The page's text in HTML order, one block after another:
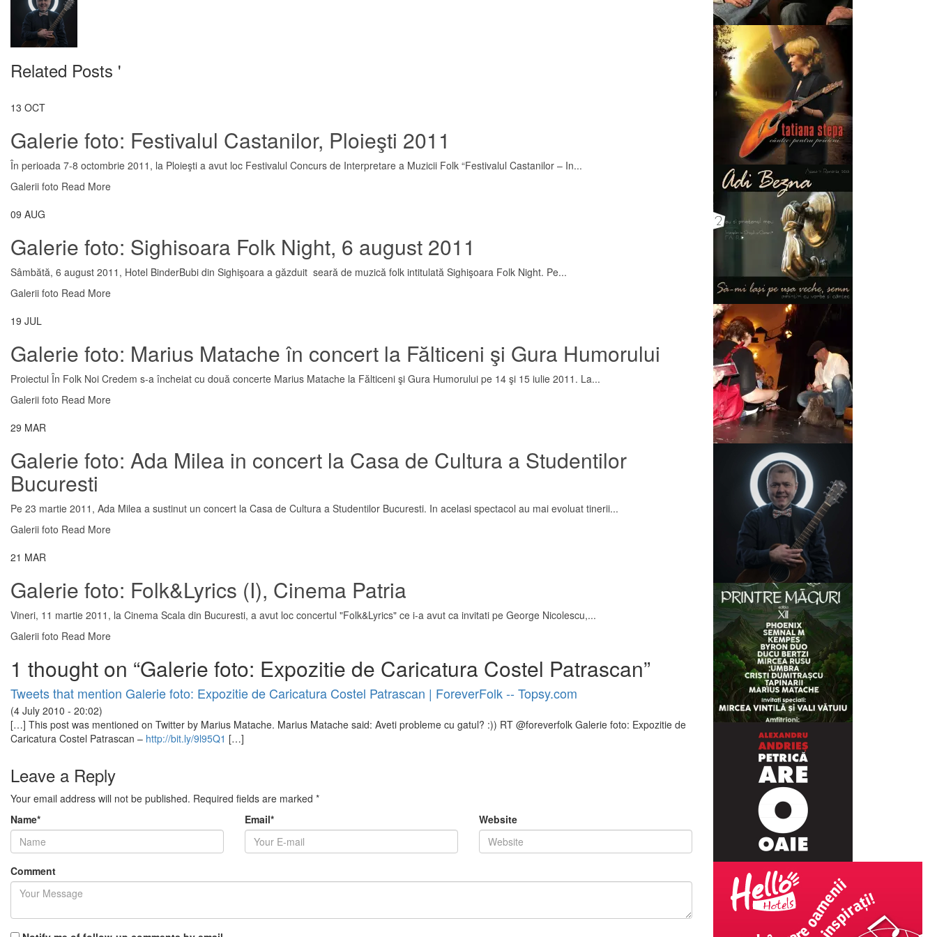
Related Posts '
13 OCT
Galerie foto: Festivalul Castanilor, Ploieşti 2011
În perioada 7-8 octombrie 2011, la Ploieşti a avut loc Festivalul Concurs de Interpretare a Muzicii Folk “Festivalul Castanilor – In...
Galerii foto Read More
09 AUG
Galerie foto: Sighisoara Folk Night, 6 august 2011
Sâmbătă, 6 august 2011, Hotel BinderBubi din Sighişoara a găzduit seară de muzică folk intitulată Sighişoara Folk Night. Pe...
Galerii foto Read More
19 JUL
Galerie foto: Marius Matache în concert la Fălticeni şi Gura Humorului
Proiectul În Folk Noi Credem s-a încheiat cu două concerte Marius Matache la Fălticeni şi Gura Humorului pe 14 şi 15 iulie 2011. La...
Galerii foto Read More
29 MAR
Galerie foto: Ada Milea in concert la Casa de Cultura a Studentilor
Bucuresti
Pe 23 martie 2011, Ada Milea a sustinut un concert la Casa de Cultura a Studentilor Bucuresti. In acelasi spectacol au mai evoluat tinerii...
Galerii foto Read More
21 MAR
Galerie foto: Folk&Lyrics (I), Cinema Patria
Vineri, 11 martie 2011, la Cinema Scala din Bucuresti, a avut loc concertul "Folk&Lyrics" ce i-a avut ca invitati pe George Nicolescu,...
Galerii foto Read More
1 thought on “Galerie foto: Expozitie de Caricatura Costel Patrascan”
Tweets that mention Galerie foto: Expozitie de Caricatura Costel Patrascan | ForeverFolk -- Topsy.com
(4 July 2010 - 20:02)
[…] This post was mentioned on Twitter by Marius Matache. Marius Matache said: Aveti probleme cu gatul? :)) RT @foreverfolk Galerie foto: Expozitie de
Caricatura Costel Patrascan – http://bit.ly/9l95Q1 […]
Leave a Reply
Your email address will not be published. Required fields are marked *
Name* Email* Website
Comment